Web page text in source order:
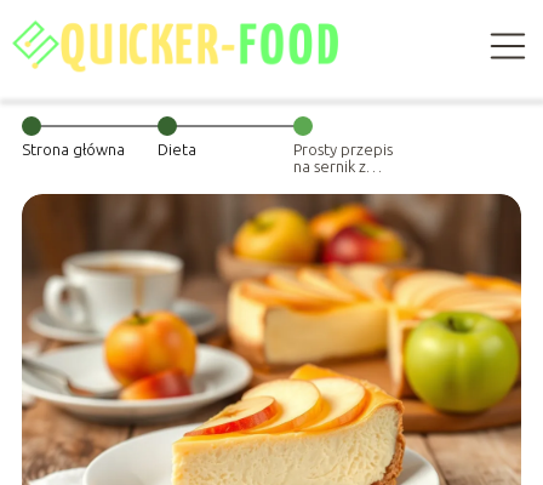
Strona główna Dieta
Prosty przepis
na sernik z
przygotować?